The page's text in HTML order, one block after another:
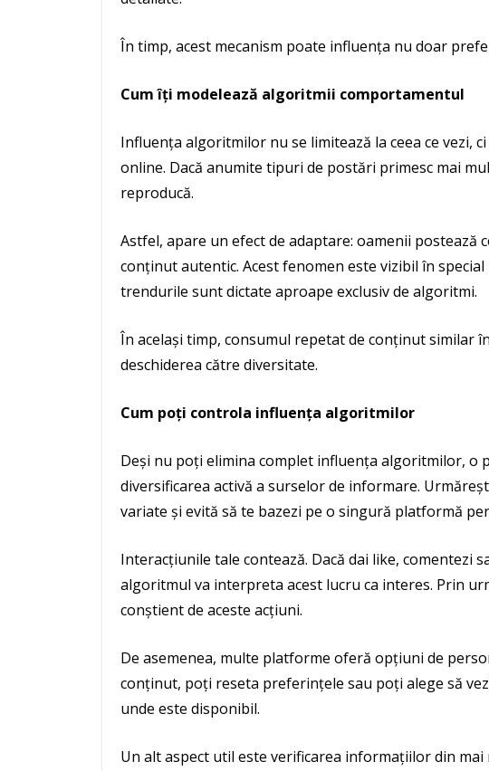
În timp, acest mecanism poate influența nu doar
Cum îți modelează algoritmii comportamentul
Influența algoritmilor nu se limitează la ceea ce vezi,
online. Dacă anumite tipuri de postări primesc mai
reproducă.
Astfel, apare un efect de adaptare: oamenii postează
conținut autentic. Acest fenomen este vizibil în
trendurile sunt dictate aproape exclusiv de algoritmi.
În același timp, consumul repetat de conținut similar
deschiderea către diversitate.
Cum poți controla influența algoritmilor
Deși nu poți elimina complet influența algoritmilor, o
diversificarea activă a surselor de informare.
variate și evită să te bazezi pe o singură platformă
Interacțiunile tale contează. Dacă dai like, comentezi
algoritmul va interpreta acest lucru ca interes. Prin
conștient de aceste acțiuni.
De asemenea, multe platforme oferă opțiuni de
conținut, poți reseta preferințele sau poți alege să
unde este disponibil.
Un alt aspect util este verificarea informațiilor din